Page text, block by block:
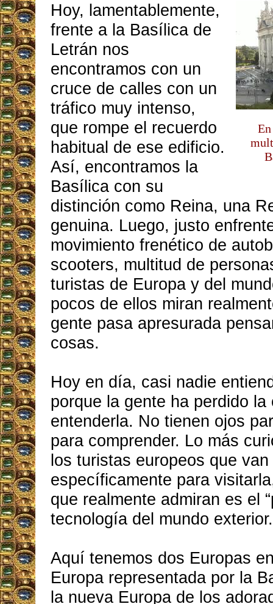
Hoy, lamentablemente,
frente a la Basílica de
Letrán nos
encontramos con un
cruce de calles con un
tráfico muy intenso,
que rompe el recuerdo
habitual de ese edificio.
Así, encontramos la
Basílica con su
distinción como Reina, una
genuina. Luego, justo
movimiento frenético de
scooters, multitud de
turistas de Europa y del
pocos de ellos miran
gente pasa apresurada
cosas.
Hoy en día, casi nadie
porque la gente ha perdido la
entenderla. No tienen ojos
para comprender. Lo más
los turistas europeos que
específicamente para
que realmente admiran es el
tecnología del mundo exterior.
Aquí tenemos dos Europas
Europa representada por la
la nueva Europa de los